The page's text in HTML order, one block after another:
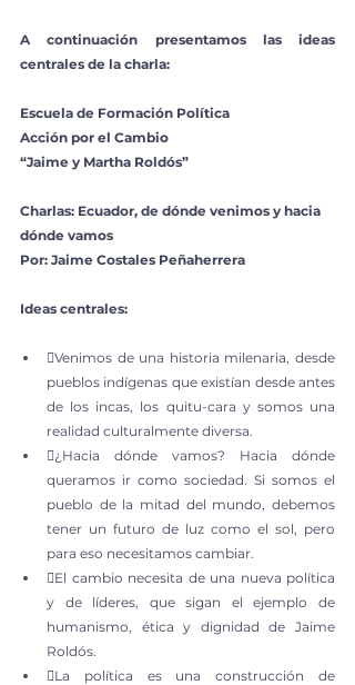
A continuación presentamos las ideas
centrales de la charla:
Escuela de Formación Política
Acción por el Cambio
“Jaime y Martha Roldós”
Charlas: Ecuador, de dónde venimos y hacia
dónde vamos
Por: Jaime Costales Peñaherrera
Ideas centrales:
Venimos de una historia milenaria, desde
pueblos indígenas que existían desde antes
de los incas, los quitu-cara y somos una
realidad culturalmente diversa.
¿Hacia dónde vamos? Hacia dónde
queramos ir como sociedad. Si somos el
pueblo de la mitad del mundo, debemos
tener un futuro de luz como el sol, pero
para eso necesitamos cambiar.
El cambio necesita de una nueva política
y de líderes, que sigan el ejemplo de
humanismo, ética y dignidad de Jaime
Roldós.
La política es una construcción de